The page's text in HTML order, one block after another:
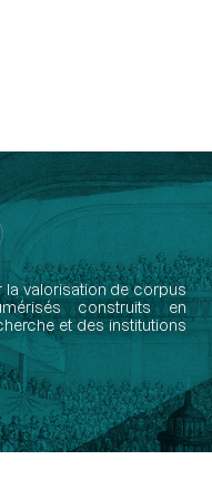
la valorisation de corpus
construits en
et des institutions